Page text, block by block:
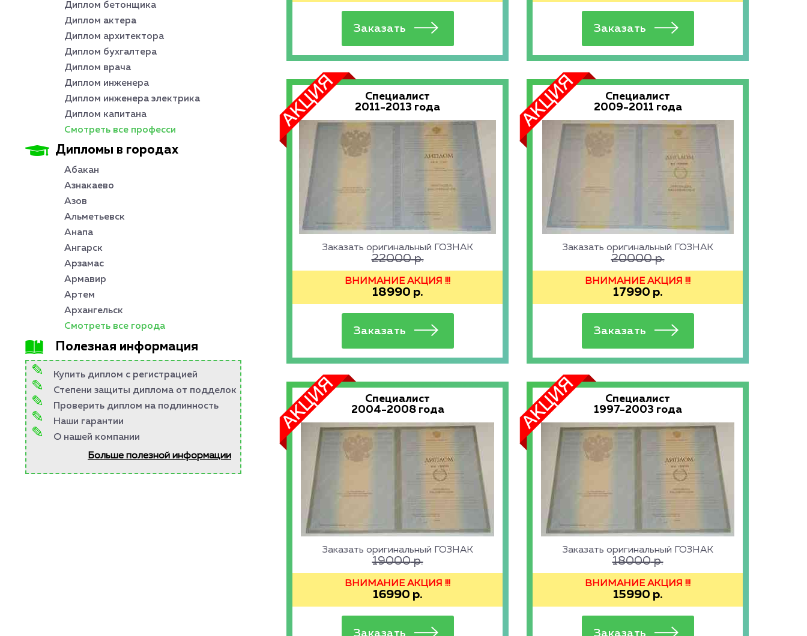
Специалист
2011-2013 года
Заказать оригинальный ГОЗНАК
22000р.
ВНИМАНИЕ АКЦИЯ !!!
18990 р.
Специалист
2009-2011 года
Заказать оригинальный ГОЗНАК
20000р.
ВНИМАНИЕ АКЦИЯ !!!
17990 р.
Специалист
2004-2008 года
Заказать оригинальный ГОЗНАК
19000р.
ВНИМАНИЕ АКЦИЯ !!!
16990 р.
Специалист
1997-2003 года
Заказать оригинальный ГОЗНАК
18000р.
ВНИМАНИЕ АКЦИЯ !!!
15990 р.
Диплом бетонщика
Диплом актера
Диплом архитектора
Диплом бухгалтера
Диплом врача
Диплом инженера
Диплом инженера электрика
Диплом капитана
Смотреть все професси
Дипломы в городах
Абакан
Азнакаево
Азов
Альметьевск
Анапа
Ангарск
Арзамас
Армавир
Артем
Архангельск
Смотреть все города
Полезная информация
Купить диплом с регистрацией
Степени защиты диплома от подделок
Проверить диплом на подлинность
Наши гарантии
О нашей компании
Больше полезной информации